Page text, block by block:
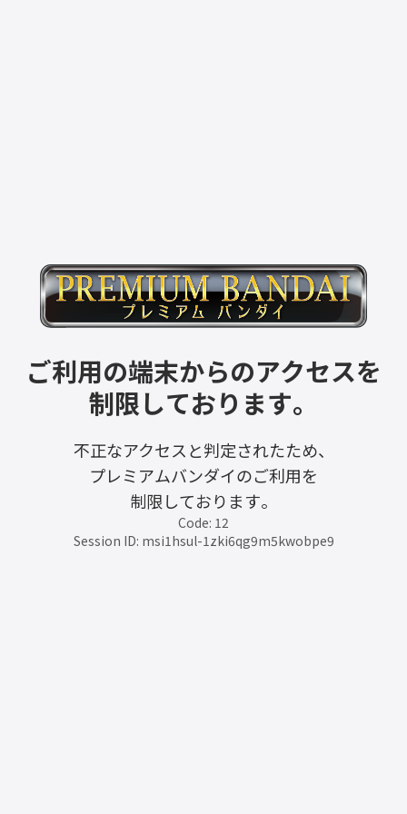
ご利用の端末からのアクセスを
制限しております。
不正なアクセスと判定されたため、
プレミアムバンダイのご利用を
制限しております。
Code: 12
Session ID: msi1hsul-1zki6qg9m5kwobpe9